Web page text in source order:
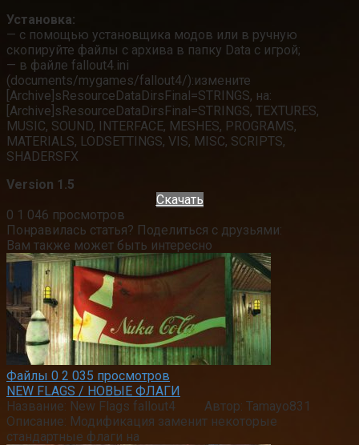
Установка:
— с помощью установщика модов или в ручную
скопируйте файлы с архива в папку Data с игрой;
— в файле fallout4.ini
(documents/mygames/fallout4/):измените
[Archive]sResourceDataDirsFinal=STRINGS, на:
[Archive]sResourceDataDirsFinal=STRINGS, TEXTURES,
MUSIC, SOUND, INTERFACE, MESHES, PROGRAMS,
MATERIALS, LODSETTINGS, VIS, MISC, SCRIPTS,
SHADERSFX
Version 1.5
Скачать
0 1 046 просмотров
Понравилась статья? Поделиться с друзьями:
Вам также может быть интересно
Файлы 0 2 035 просмотров
NEW FLAGS / НОВЫЕ ФЛАГИ
Название: New Flags fallout4 Автор: Tamayo831
Описание: Модификация заменит некоторые
стандартные флаги на